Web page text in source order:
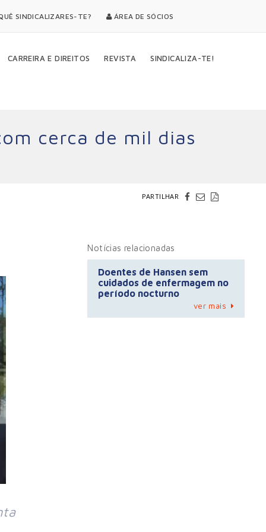
SINDICALIZARES-TE? ÁREA DE SÓCIOS
CARREIRA E DIREITOS REVISTA SINDICALIZA-TE!
cerca de mil dias
PARTILHAR
Notícias relacionadas
Doentes de Hansen sem
cuidados de enfermagem no
período nocturno
ver mais